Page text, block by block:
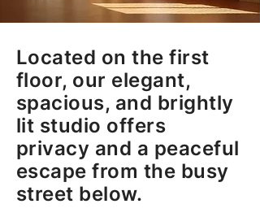
Located on the first
floor, our elegant,
spacious, and brightly
lit studio offers
privacy and a peaceful
escape from the busy
street below.